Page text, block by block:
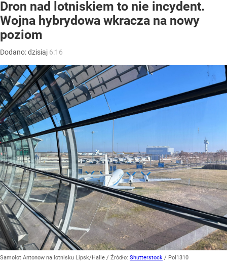
Dron nad lotniskiem to nie incydent.
Wojna hybrydowa wkracza na nowy
poziom
Dodano:dzisiaj 6:16
Samolot Antonow na lotnisku Lipsk/Halle / Źródło: Shutterstock / Pol1310